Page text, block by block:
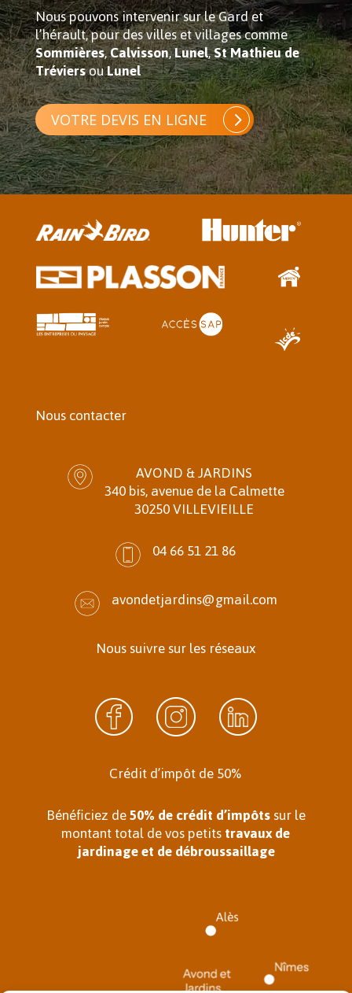
Nous pouvons intervenir sur le Gard et
l’hérault, pour des villes et villages comme
Sommières,Calvisson,Lunel,St Mathieu de
TréviersouLunel
VOTRE DEVIS EN LIGNE
Nous contacter
AVOND & JARDINS
340 bis, avenue de la Calmette
30250 VILLEVIEILLE
04 66 51 21 86
avondetjardins@gmail.com
Nous suivre sur les réseaux
Crédit d’impôt de 50%
Bénéficiez de50% de crédit d’impôtssur le
montant total de vos petitstravaux de
jardinage et de débroussaillage